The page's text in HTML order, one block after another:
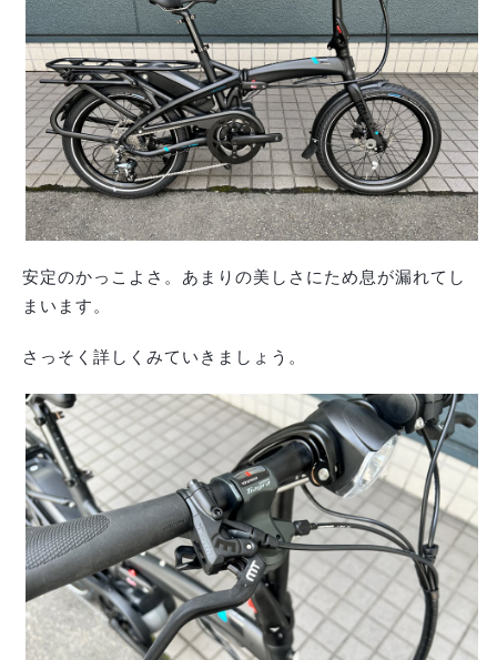
安定のかっこよさ。あまりの美しさにため息が漏れてし
まいます。
さっそく詳しくみていきましょう。